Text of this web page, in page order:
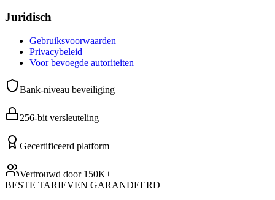
Juridisch
Gebruiksvoorwaarden
Privacybeleid
Voor bevoegde autoriteiten
Bank-niveau beveiliging
|
256-bit versleuteling
|
Gecertificeerd platform
|
Vertrouwd door 150K+
BESTE TARIEVEN GARANDEERD